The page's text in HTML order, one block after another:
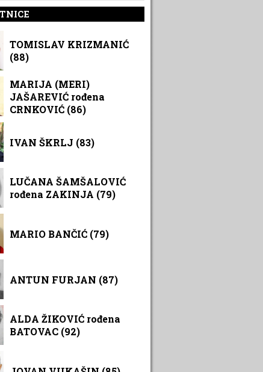
TOMISLAV KRIZMANIĆ
(88)
MARIJA (MERI)
JAŠAREVIĆ rođena
CRNKOVIĆ (86)
IVAN ŠKRLJ (83)
LUČANA ŠAMŠALOVIĆ
rođena ZAKINJA (79)
MARIO BANČIĆ (79)
ANTUN FURJAN (87)
ALDA ŽIKOVIĆ rođena
BATOVAC (92)